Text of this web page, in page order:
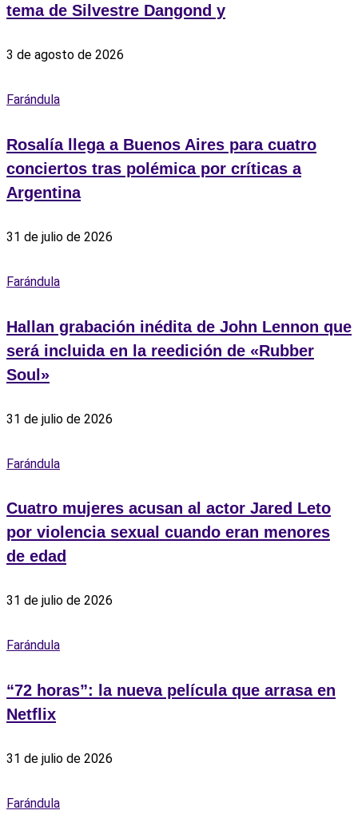
tema de Silvestre Dangond y
3 de agosto de 2026
Farándula
Rosalía llega a Buenos Aires para cuatro
conciertos tras polémica por críticas a
Argentina
31 de julio de 2026
Farándula
Hallan grabación inédita de John Lennon que
será incluida en la reedición de «Rubber
Soul»
31 de julio de 2026
Farándula
Cuatro mujeres acusan al actor Jared Leto
por violencia sexual cuando eran menores
de edad
31 de julio de 2026
Farándula
“72 horas”: la nueva película que arrasa en
Netflix
31 de julio de 2026
Farándula